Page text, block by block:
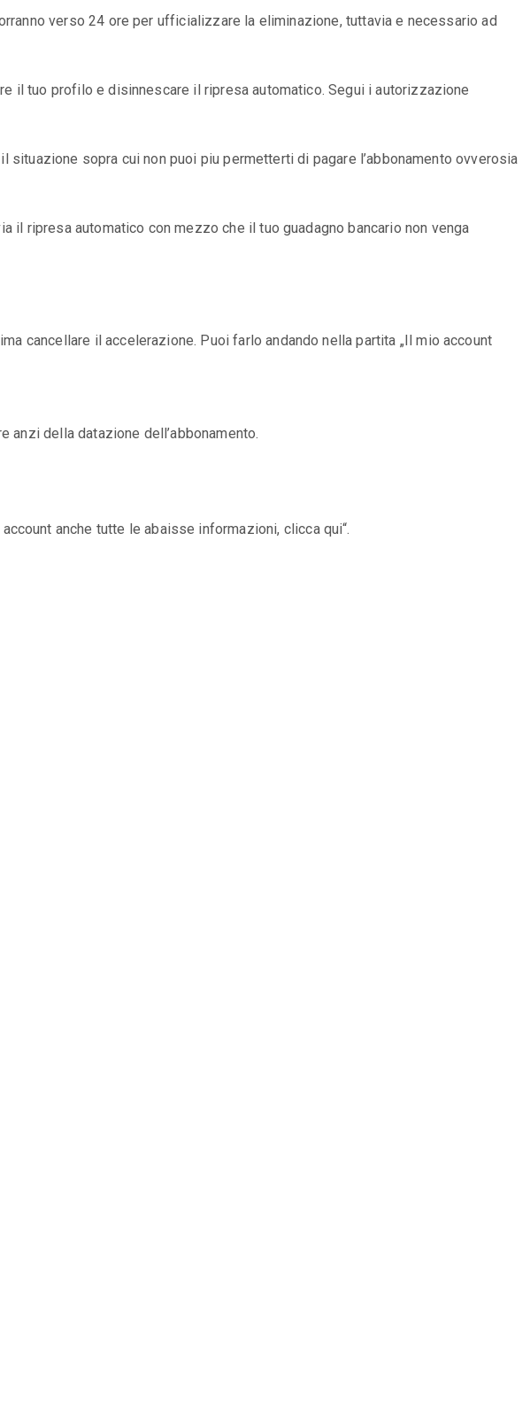
verso 24 ore per ufficializzare la eliminazione, tuttavia e necessario ad
il tuo profilo e disinnescare il ripresa automatico. Segui i autorizzazione
sopra cui non puoi piu permetterti di pagare l’abbonamento ovverosia
ripresa automatico con mezzo che il tuo guadagno bancario non venga
cancellare il accelerazione. Puoi farlo andando nella partita „Il mio account
anzi della datazione dell’abbonamento.
anche tutte le abaisse informazioni, clicca qui“.